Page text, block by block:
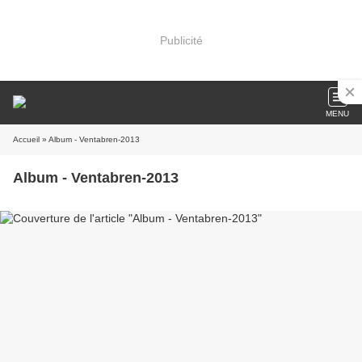
Publicité
MENU
Accueil » Album - Ventabren-2013
Album - Ventabren-2013